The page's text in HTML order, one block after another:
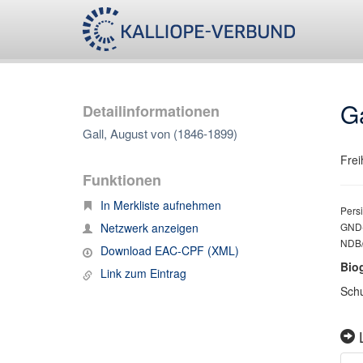
Detailinformationen
Gall, August von (1846-1899)
Funktionen
In Merkliste aufnehmen
Netzwerk anzeigen
Download EAC-CPF (XML)
Link zum Eintrag